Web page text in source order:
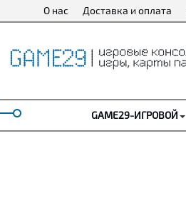
О нас Доставка и оплата
GAME29-ИГРОВОЙ